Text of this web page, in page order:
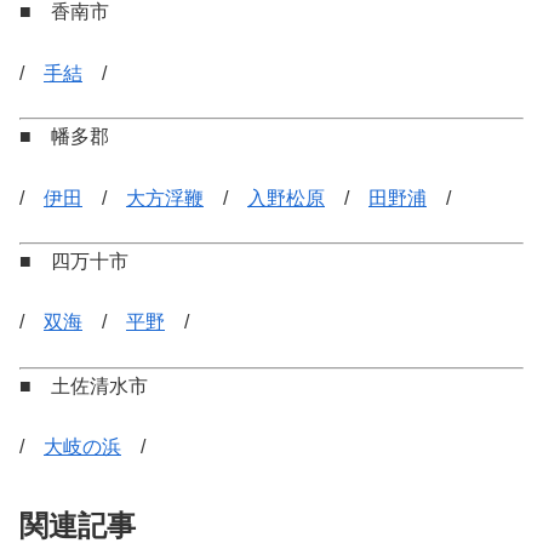
■ 香南市
/ 手結 /
■ 幡多郡
/ 伊田 / 大方浮鞭 / 入野松原 / 田野浦 /
■ 四万十市
/ 双海 / 平野 /
■ 土佐清水市
/ 大岐の浜 /
関連記事